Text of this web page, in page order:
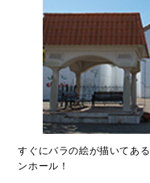
すぐにバラの絵が描いてあ
ンホール！